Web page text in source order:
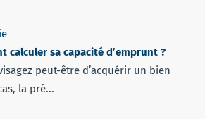
calculer sa capacité d’emprunt ?
peut-être d’acquérir un bien
la pré...